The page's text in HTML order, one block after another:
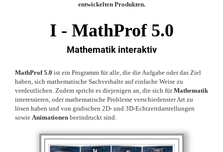
entwickelten Produkten.
I - MathProf 5.0
Mathematik interaktiv
MathProf 5.0 ist ein Programm für alle, die die Aufgabe oder das Ziel
haben, sich mathematische Sachverhalte auf einfache Weise zu
verdeutlichen. Zudem spricht es diejenigen an, die sich fürMathematik
interessieren, oder mathematische Probleme verschiedenster Art zu
lösen haben und von grafischen 2D- und 3D-Echtzeitdarstellungen
sowie Animationen beeindruckt sind.